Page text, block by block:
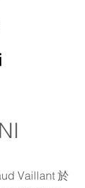
Vaillant 於